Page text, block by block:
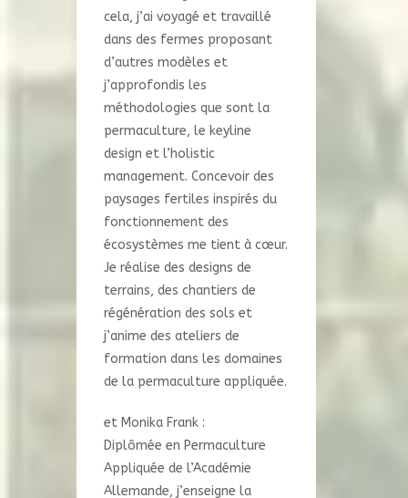
cela, j’ai voyagé et travaillé
dans des fermes proposant
d’autres modèles et
j’approfondis les
méthodologies que sont la
permaculture, le keyline
design et l’holistic
management. Concevoir des
paysages fertiles inspirés du
fonctionnement des
écosystèmes me tient à cœur.
Je réalise des designs de
terrains, des chantiers de
régénération des sols et
j’anime des ateliers de
formation dans les domaines
de la permaculture appliquée.
et Monika Frank :
Diplômée en Permaculture
Appliquée de l’Académie
Allemande, j’enseigne la